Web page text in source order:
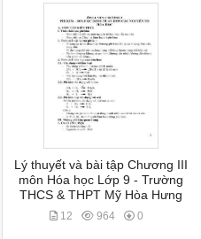
Lý thuyết và bài tập Chương III
môn Hóa học Lớp 9 - Trường
THCS & THPT Mỹ Hòa Hưng
12 964 0